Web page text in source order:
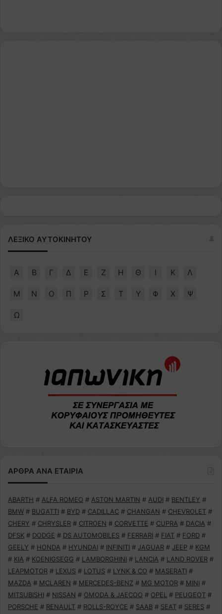
ΛΕΞΙΚΟ ΑΥΤΟΚΙΝΗΤΟΥ
Α Β Γ Δ Ε Ζ Η Θ Ι Κ Λ
Μ Ν Ο Π Ρ Σ Τ Υ Φ Χ Ψ
Ω
ΑΡΘΡΑ ΑΝΑ ΕΤΑΙΡΙΑ
ABARTH # ALFA ROMEO # ASTON MARTIN # AUDI # BENTLEY #
BMW # BUGATTI # BYD # CADILLAC # CHANGAN # CHEVROLET #
CHERY # CHRYSLER # CITROEN # CORVETTE # CUPRA # DACIA #
DFSK # DODGE # DS AUTOMOBILES # FERRARI # FIAT # FORD #
GEELY # HONDA # HYUNDAI # INFINITI # JAGUAR # JEEP # KGM
# KIA # KOENIGSEGG # LAMBORGHINI # LANCIA # LAND ROVER #
LEAPMOTOR # LEXUS # LOTUS # LYNK & CO # MASERATI #
MAZDA # MCLAREN # MERCEDES-BENZ # MG MOTOR # MINI #
MITSUBISHI # NISSAN # OMODA & JAECOO # OPEL # PEUGEOT #
PORSCHE # RENAULT # ROLLS-ROYCE # SAAB # SEAT # SERES #